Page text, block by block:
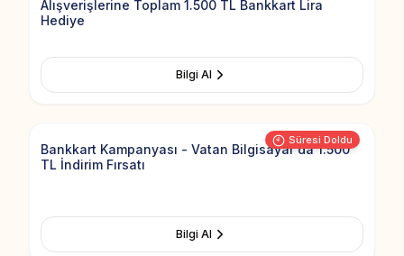
Alışverişlerine Toplam 1.500 TL Bankkart Lira
Hediye
Bilgi Al
Süresi Doldu
Add to
Bankkart Kampanyası - Vatan Bilgisayar'da 1.500
TL İndirim Fırsatı
Bilgi Al